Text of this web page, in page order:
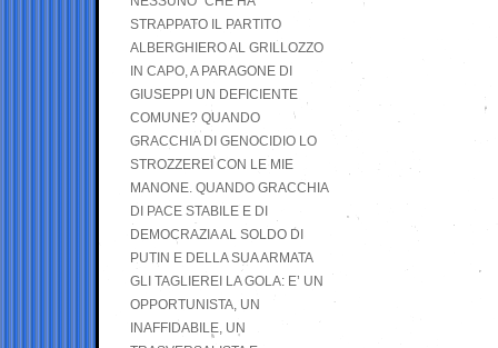
STRAPPATO IL PARTITO
ALBERGHIERO AL GRILLOZZO
IN CAPO, A PARAGONE DI
GIUSEPPI UN DEFICIENTE
COMUNE? QUANDO
GRACCHIA DI GENOCIDIO LO
STROZZEREI CON LE MIE
MANONE. QUANDO GRACCHIA
DI PACE STABILE E DI
DEMOCRAZIA AL SOLDO DI
PUTIN E DELLA SUA ARMATA
GLI TAGLIEREI LA GOLA: E’ UN
OPPORTUNISTA, UN
INAFFIDABILE, UN